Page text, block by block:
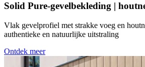
Solid Pure-gevelbekleding |
Vlak gevelprofiel met strakke voeg en
authentieke en natuurlijke uitstraling
Ontdek meer